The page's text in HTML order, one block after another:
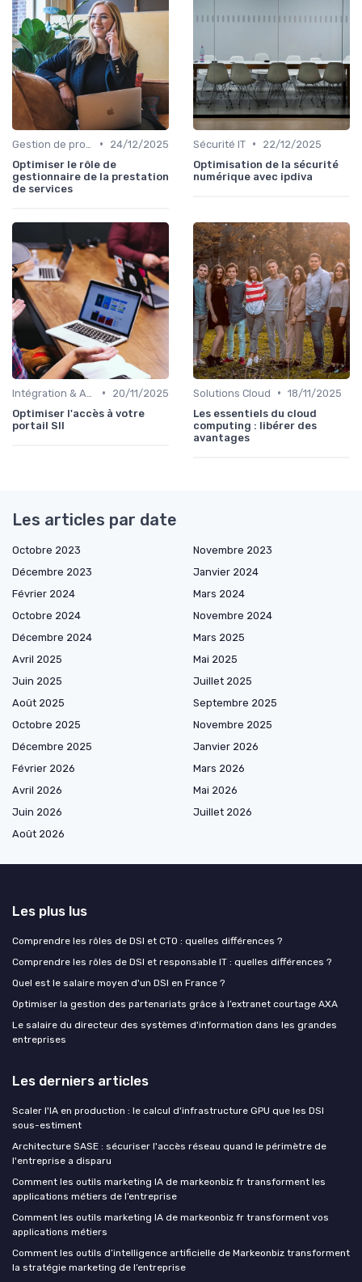
•
24/12/2025
Optimiser le rôle de
gestionnaire de la prestation
de services
Sécurité IT •
22/12/2025
Optimisation de la sécurité
numérique avec ipdiva
•
20/11/2025
Optimiser l'accès à votre
portail SII
Solutions Cloud • 18/11/2025
Les essentiels du cloud
computing : libérer des
avantages
Les articles par date
Octobre 2023
Novembre 2023
Décembre 2023
Janvier 2024
Février 2024
Mars 2024
Octobre 2024
Novembre 2024
Décembre 2024
Mars 2025
Avril 2025
Mai 2025
Juin 2025
Juillet 2025
Août 2025
Septembre 2025
Octobre 2025
Novembre 2025
Décembre 2025
Janvier 2026
Février 2026
Mars 2026
Avril 2026
Mai 2026
Juin 2026
Juillet 2026
Août 2026
Les plus lus
Comprendre les rôles de DSI et CTO : quelles différences ?
Comprendre les rôles de DSI et responsable IT : quelles différences ?
Quel est le salaire moyen d'un DSI en France ?
Optimiser la gestion des partenariats grâce à l’extranet courtage AXA
Le salaire du directeur des systèmes d'information dans les grandes
entreprises
Les derniers articles
Scaler l'IA en production : le calcul d'infrastructure GPU que les DSI
sous-estiment
Architecture SASE : sécuriser l'accès réseau quand le périmètre de
l'entreprise a disparu
Comment les outils marketing IA de markeonbiz fr transforment les
applications métiers de l’entreprise
Comment les outils marketing IA de markeonbiz fr transforment vos
applications métiers
Comment les outils d’intelligence artificielle de Markeonbiz transforment
la stratégie marketing de l’entreprise